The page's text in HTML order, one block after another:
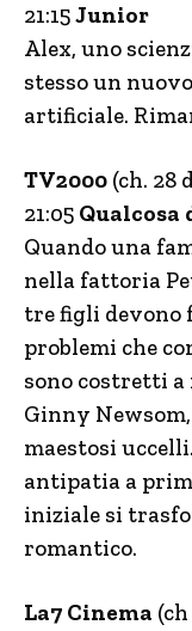
21:15Junior
Alex, uno
stesso un
artificiale.
TV2000 (ch. 28
21:05
Quando una
nella fattoria
tre figli devono
problemi che
sono costretti a
Ginny
maestosi
antipatia a
iniziale si
romantico.
La7 Cinema